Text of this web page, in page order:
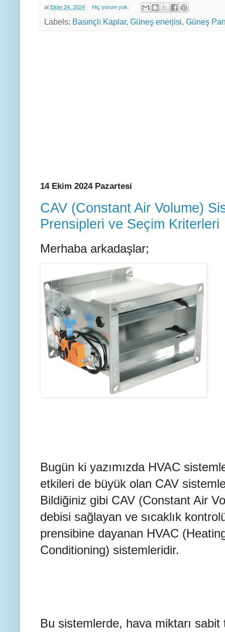
at Ekim 24, 2024 Hiç yorum yok:
Labels: Basınçlı Kaplar, Güneş enerjisi, Güneş
14 Ekim 2024 Pazartesi
CAV (Constant Air Volume)
Prensipleri ve Seçim Kriterleri
Merhaba arkadaşlar;
Bugün ki yazımızda HVAC
etkileri de büyük olan CAV
Bildiğiniz gibi CAV (Constant Air
debisi sağlayan ve sıcaklık
prensibine dayanan HVAC
Conditioning) sistemleridir.
Bu sistemlerde, hava miktarı sabit